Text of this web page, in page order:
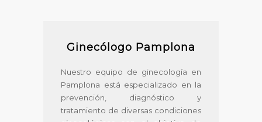
Ginecólogo Pamplona
Nuestro equipo de ginecología en
Pamplona está especializado en la
prevención, diagnóstico y
tratamiento de diversas condiciones